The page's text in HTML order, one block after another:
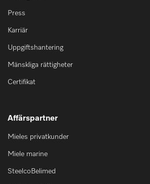
Press
Karriär
Uppgiftshantering
Mänskliga rättigheter
Certifikat
Affärspartner
Mieles privatkunder
Miele marine
SteelcoBelimed